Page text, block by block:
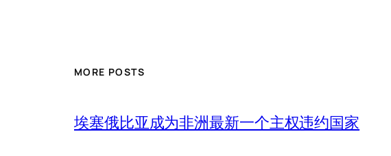
MORE POSTS
埃塞俄比亚成为非洲最新一个主权违约国家